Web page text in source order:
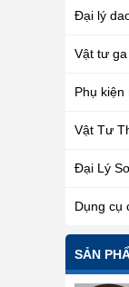
Đại lý
Vật tư ga
Phụ kiện
Vật Tư
Đại Lý
Dụng cụ
SẢN